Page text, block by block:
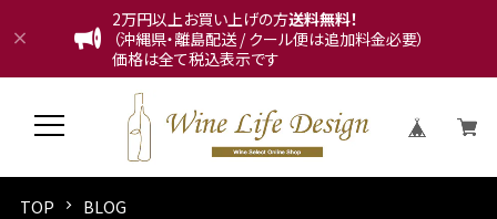
2万円以上お買い上げの方送料無料！
（沖縄県・離島配送 / クール便は追加料金必要）
価格は全て税込表示です
TOP BLOG